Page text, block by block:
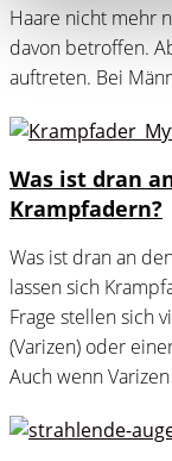
Haare nicht mehr
davon betroffen.
auftreten. Bei
Was ist dran
Krampfadern?
Was ist dran an
lassen sich
Frage stellen sich
(Varizen) oder
Auch wenn